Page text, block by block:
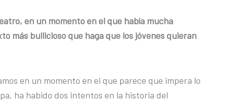
en un momento en el que había mucha
más bullicioso que haga que los jóvenes quieran
en un momento en el que parece que impera lo
ha habido dos intentos en la historia del